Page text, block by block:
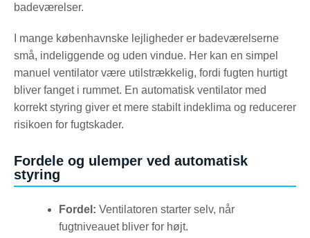
badeværelser.
I mange københavnske lejligheder er badeværelserne
små, indeliggende og uden vindue. Her kan en simpel
manuel ventilator være utilstrækkelig, fordi fugten hurtigt
bliver fanget i rummet. En automatisk ventilator med
korrekt styring giver et mere stabilt indeklima og reducerer
risikoen for fugtskader.
Fordele og ulemper ved automatisk
styring
Fordel: Ventilatoren starter selv, når
fugtniveauet bliver for højt.